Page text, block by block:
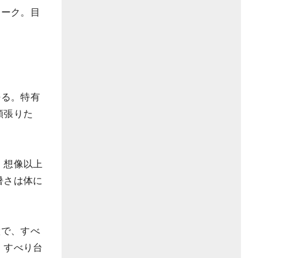
ク。目
。特有
りた
想像以上
さは体に
、すべ
べり台